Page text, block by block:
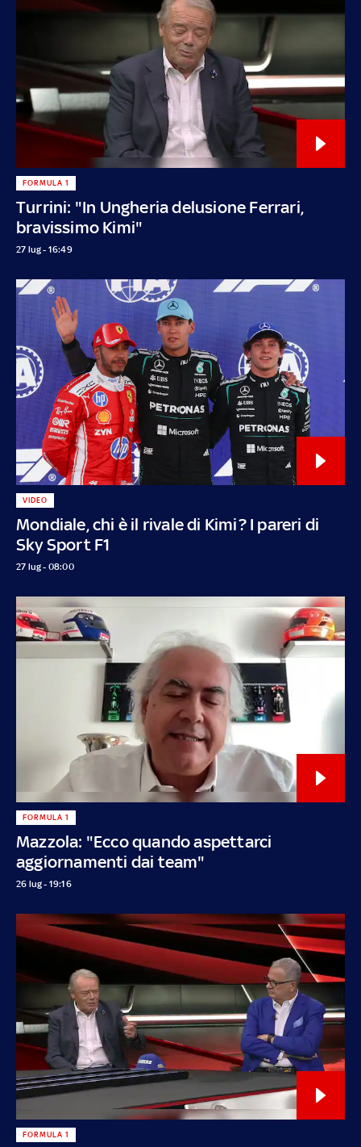
Turrini: "In Ungheria delusione Ferrari,
bravissimo Kimi"
FORMULA 1
27 lug - 16:49
Mondiale, chi è il rivale di Kimi? I pareri di
Sky Sport F1
VIDEO
27 lug - 08:00
Mazzola: "Ecco quando aspettarci
aggiornamenti dai team"
FORMULA 1
26 lug - 19:16
FORMULA 1